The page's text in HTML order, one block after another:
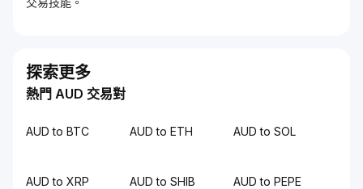
探索更多
熱門 AUD 交易對
AUD to BTC AUD to ETH AUD to SOL
AUD to XRP AUD to SHIB AUD to PEPE